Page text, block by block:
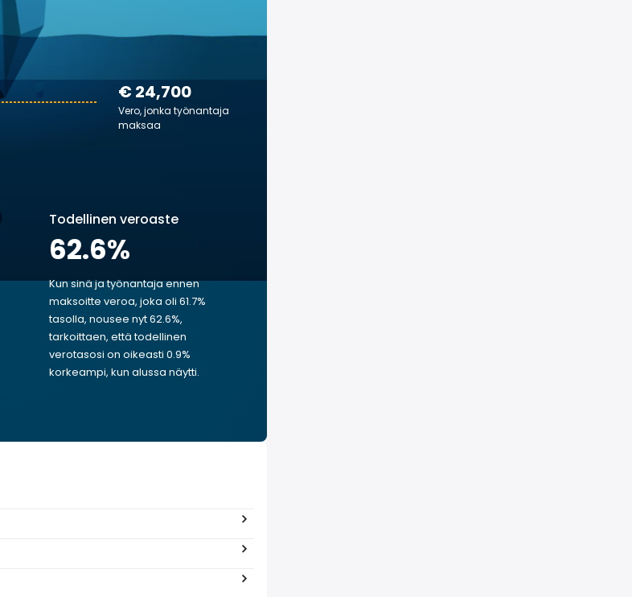
€ 24,700
Vero, jonka työnantaja
maksaa
Todellinen veroaste
62.6%
Kun sinä ja työnantaja ennen
maksoitte veroa, joka oli 61.7%
tasolla, nousee nyt 62.6%,
tarkoittaen, että todellinen
verotasosi on oikeasti 0.9%
korkeampi, kun alussa näytti.